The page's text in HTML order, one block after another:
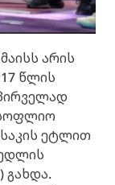
არის
წლის
ეტლით
გახდა.